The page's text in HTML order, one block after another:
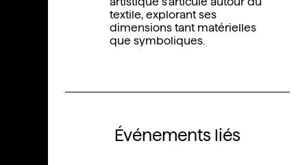
textile, explorant ses
dimensions tant matérielles
que symboliques.
Événements liés